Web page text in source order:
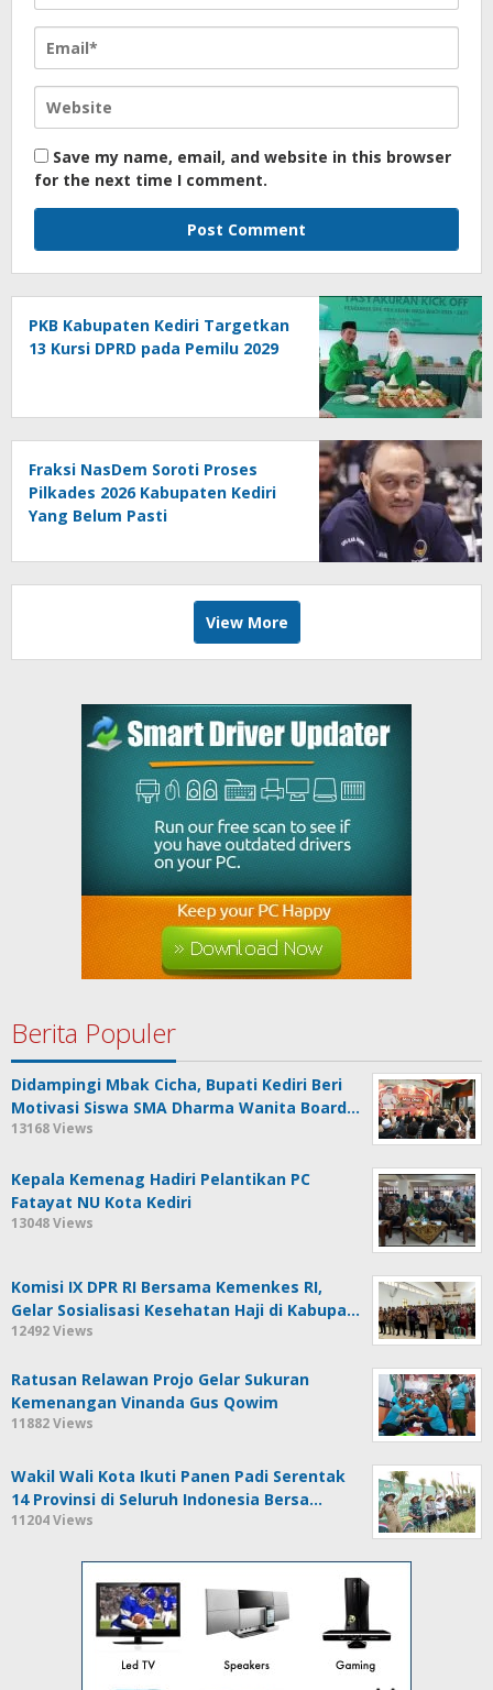
Save my name, email, and website in this browser
for the next time I comment.
PKB Kabupaten Kediri Targetkan
13 Kursi DPRD pada Pemilu 2029
Fraksi NasDem Soroti Proses
Pilkades 2026 Kabupaten Kediri
Yang Belum Pasti
View More
Berita Populer
Didampingi Mbak Cicha, Bupati Kediri Beri
Motivasi Siswa SMA Dharma Wanita Board…
13168 Views
Kepala Kemenag Hadiri Pelantikan PC
Fatayat NU Kota Kediri
13048 Views
Komisi IX DPR RI Bersama Kemenkes RI,
Gelar Sosialisasi Kesehatan Haji di Kabupa…
12492 Views
Ratusan Relawan Projo Gelar Sukuran
Kemenangan Vinanda Gus Qowim
11882 Views
Wakil Wali Kota Ikuti Panen Padi Serentak
14 Provinsi di Seluruh Indonesia Bersa…
11204 Views